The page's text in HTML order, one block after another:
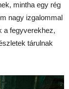
mintha egy rég
nagy izgalommal
a fegyverekhez,
tárulnak